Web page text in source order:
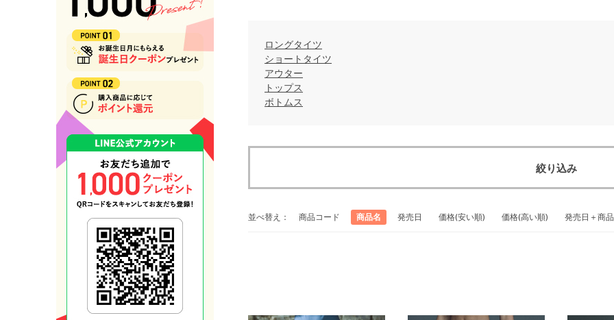
ロングタイツ
ショートタイツ
アウター
トップス
ボトムス
絞り込み
並べ替え： 商品コード 商品名 発売日 価格(安い順) 価格(高い順) 発売日＋商